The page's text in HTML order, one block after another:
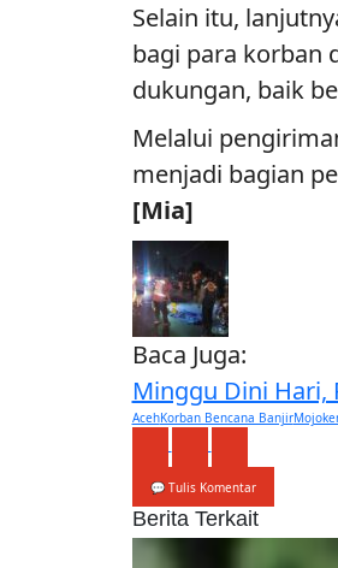
Selain itu,
bagi para korban
dukungan, baik
Melalui
menjadi bagian
[Mia]
Baca Juga:
Minggu Dini Hari,
AcehKorban Bencana Banjir
💬 Tulis Komentar
Berita Terkait